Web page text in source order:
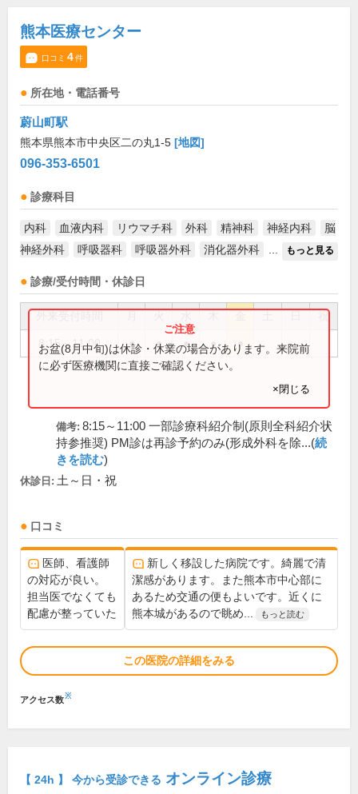
熊本医療センター
口コミ 4件
所在地・電話番号
蔚山町駅
熊本県熊本市中央区二の丸1-5 [地図]
096-353-6501
診療科目
内科 血液内科 リウマチ科 外科 精神科 神経内科
脳
神経外科
呼吸器科 呼吸器外科 消化器外科 もっと見る
診療/受付時間・休診日
祝
8:15～11:00 ● ● ● ● ●
お盆(8月中旬)は休診・休業の場合があります。来院前
に必ず医療機関に直接ご確認ください。
×閉じる
備考: 8:15～11:00 一部診療科紹介制(原則全科紹介状
持参推奨) PM診は再診予約のみ(形成外科を除...(続
きを読む)
休診日: 土～日・祝
口コミ
医師、看護師
の対応が良い。
担当医でなくても
配慮が整っていた
新しく移設した病院です。綺麗で清
潔感があります。また熊本市中心部に
あるため交通の便もよいです。近くに
熊本城があるので眺め...
もっと読む
この医院の詳細をみる
アクセス数※
【 24h 】 今から受診できる オンライン診療